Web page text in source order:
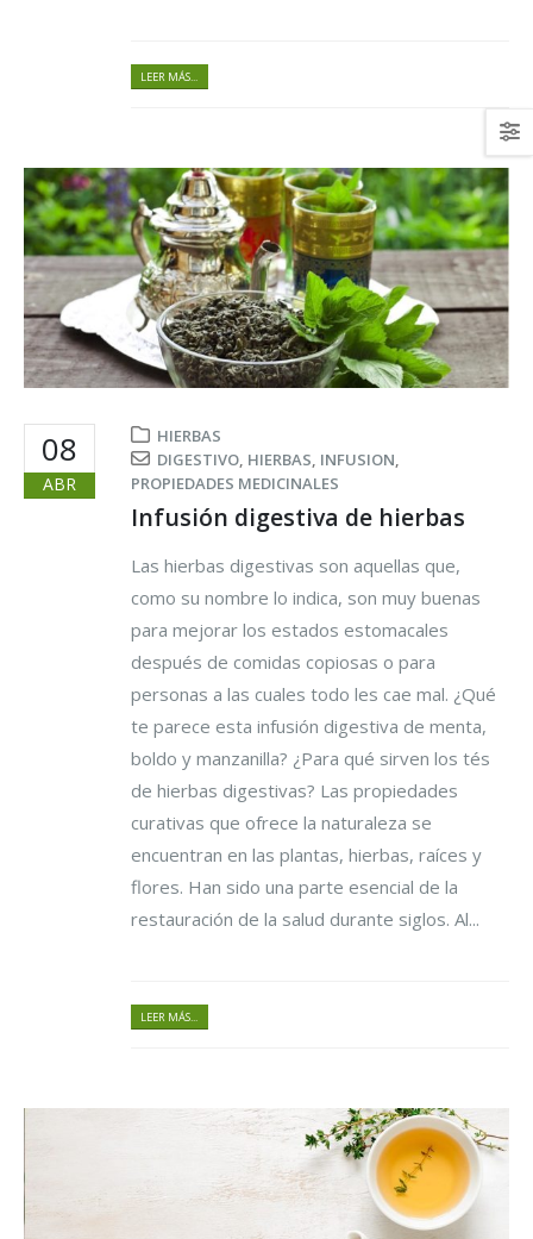
LEER MÁS...
08
ABR
HIERBAS
DIGESTIVO, HIERBAS, INFUSION,
PROPIEDADES MEDICINALES
Infusión digestiva de hierbas
Las hierbas digestivas son aquellas que,
como su nombre lo indica, son muy buenas
para mejorar los estados estomacales
después de comidas copiosas o para
personas a las cuales todo les cae mal. ¿Qué
te parece esta infusión digestiva de menta,
boldo y manzanilla? ¿Para qué sirven los tés
de hierbas digestivas? Las propiedades
curativas que ofrece la naturaleza se
encuentran en las plantas, hierbas, raíces y
flores. Han sido una parte esencial de la
restauración de la salud durante siglos. Al...
LEER MÁS...